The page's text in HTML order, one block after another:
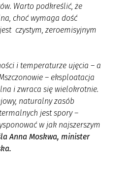
Warto podkreślić, że
choć wymaga dość
czystym, zeroemisyjnym
i temperaturze ujęcia – a
– eksploatacja
i zwraca się wielokrotnie.
naturalny zasób
jest spory–
w jak najszerszym
Anna Moskwa, minister